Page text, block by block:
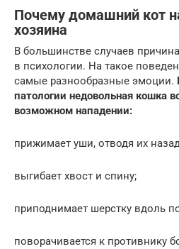
Почему домашний кот
хозяина
В большинстве случаев
в психологии. На такое
самые разнообразные эмоции.
патологии недовольная кошка
возможном нападении:
прижимает уши, отводя их
выгибает хвост и спину;
приподнимает шерстку вдоль
поворачивается к противнику